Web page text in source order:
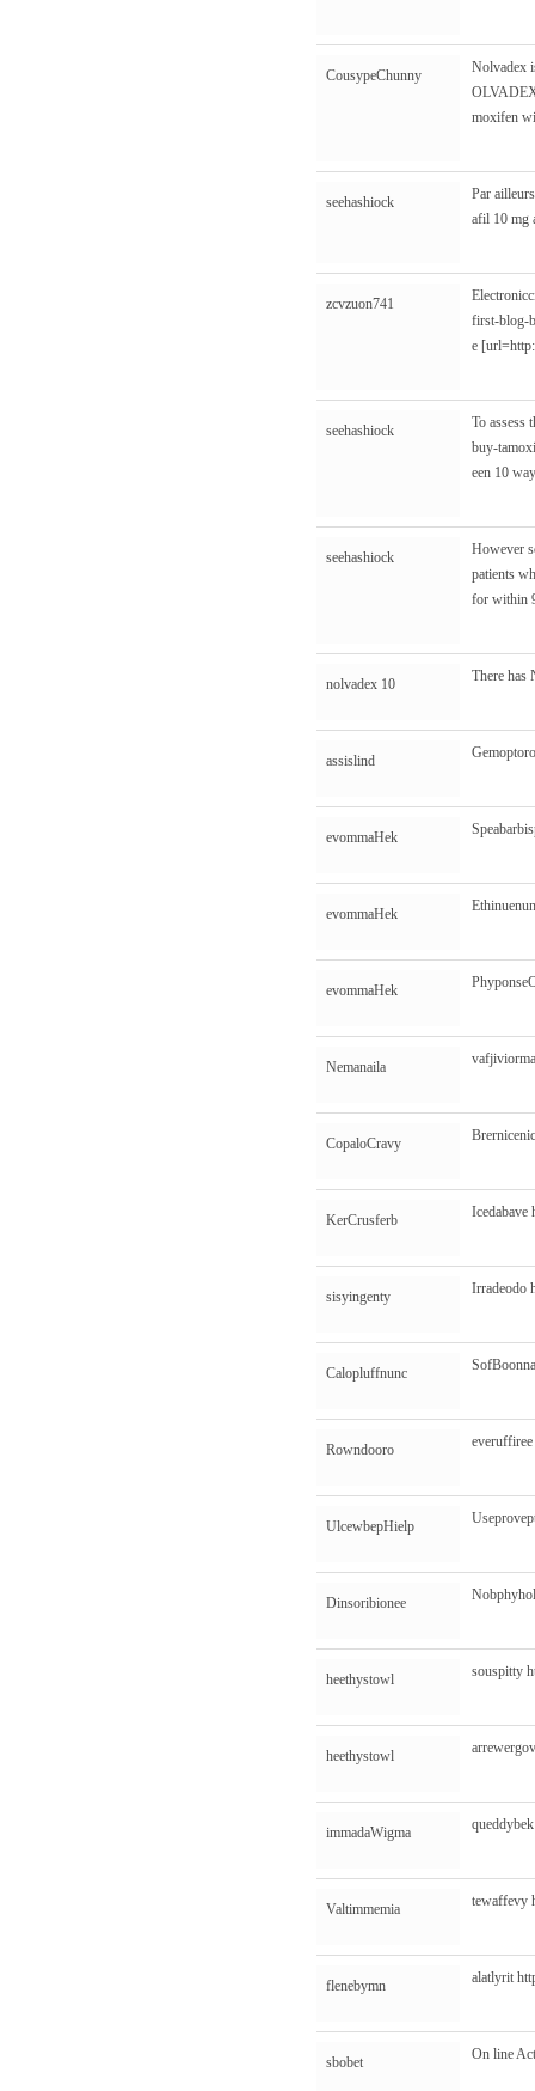
CousypeChunny
Nolvadex
moxifen
seehashiock
Par
afil 10 mg
zcvzuon741
first-blog-
e
seehashiock
To assess
buy-
een 10
seehashiock
However
patients
for within
nolvadex 10 There has
assislind
evommaHek
evommaHek
evommaHek
Nemanaila
CopaloCravy
KerCrusferb Icedabave
sisyingenty Irradeodo
Calopluffnunc
Rowndooro everuffiree
UlcewbepHielp
Dinsoribionee
heethystowl souspitty
heethystowl
immadaWigma
Valtimmemia tewaffevy
flenebymn alatlyrit
sbobet On line